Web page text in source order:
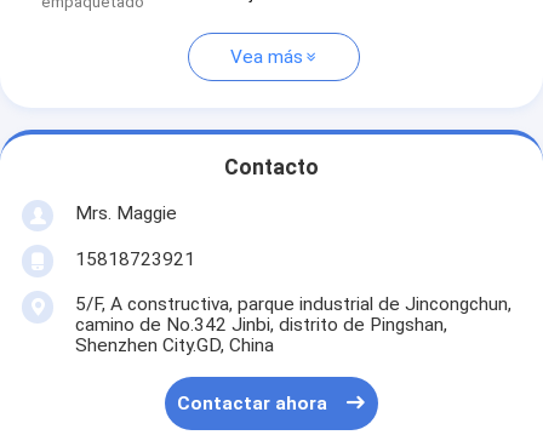
Vea más
Contacto
Mrs. Maggie
15818723921
5/F, A constructiva, parque industrial de Jincongchun,
camino de No.342 Jinbi, distrito de Pingshan,
Shenzhen City.GD, China
Contactar ahora